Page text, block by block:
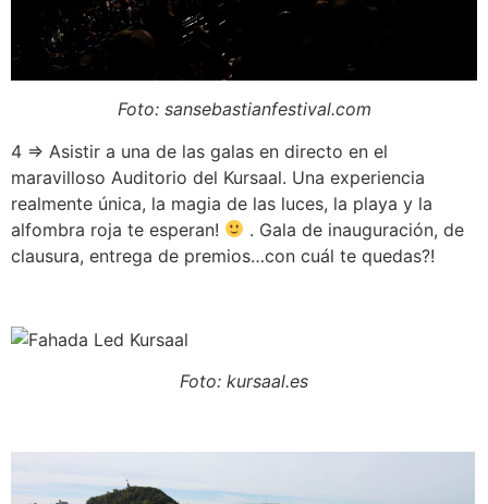
Foto: sansebastianfestival.com
4 ⇒ Asistir a una de las galas en directo en el
maravilloso Auditorio del Kursaal. Una experiencia
realmente única, la magia de las luces, la playa y la
alfombra roja te esperan!
. Gala de inauguración, de
clausura, entrega de premios…con cuál te quedas?!
Foto: kursaal.es